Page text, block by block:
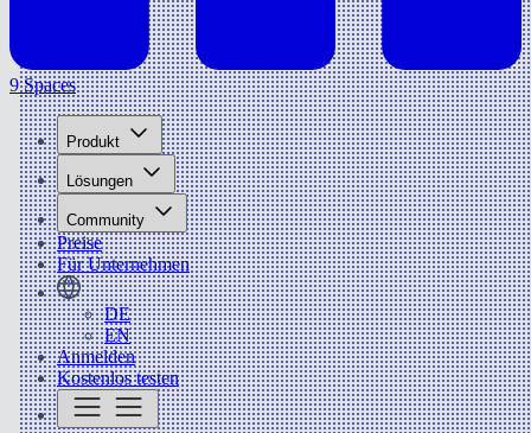
9 Spaces
Produkt
Lösungen
Community
Preise
Für Unternehmen
DE
EN
Anmelden
Kostenlos testen